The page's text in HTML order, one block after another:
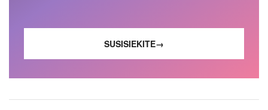
SUSISIEKITE→